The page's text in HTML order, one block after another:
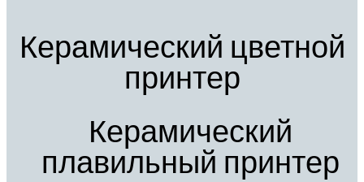
Керамический цветной
принтер
Керамический
плавильный принтер